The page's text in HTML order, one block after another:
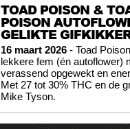
TOAD POISON &
POISON
GELIKTE
16 maart 2026 - Toad
lekkere fem (én autoflower)
verassend opgewekt en
Met 27 tot 30% THC en de
Mike Tyson.